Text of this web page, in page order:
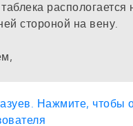
распологается
стороной на вену.